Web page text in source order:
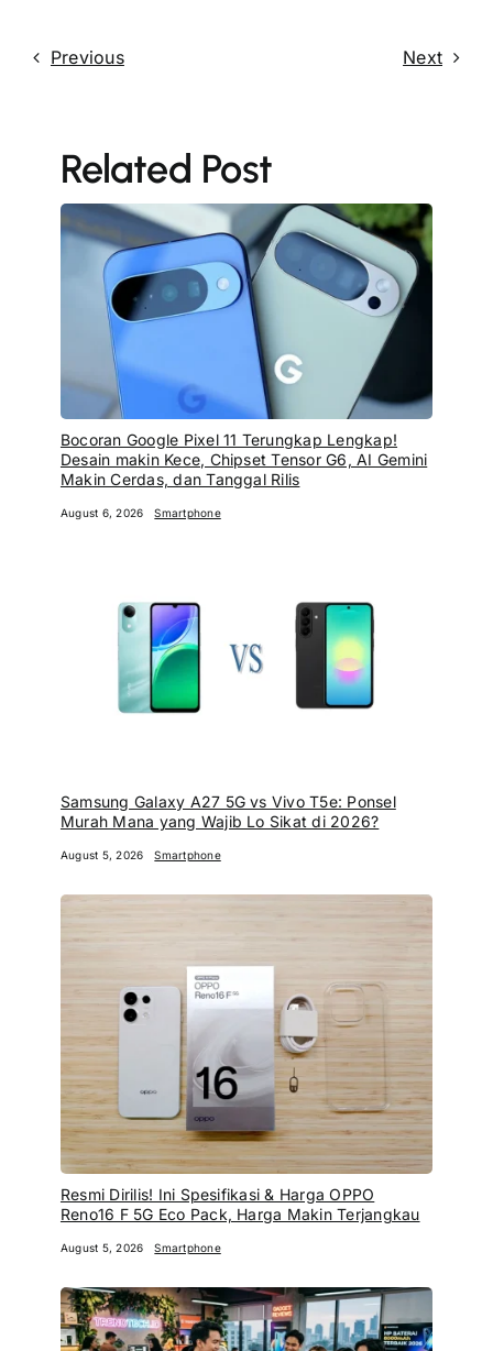
Previous Next
Related Post
Bocoran Google Pixel 11 Terungkap Lengkap!
Desain makin Kece, Chipset Tensor G6, AI Gemini
Makin Cerdas, dan Tanggal Rilis
August 6, 2026 Smartphone
Samsung Galaxy A27 5G vs Vivo T5e: Ponsel
Murah Mana yang Wajib Lo Sikat di 2026?
August 5, 2026 Smartphone
Resmi Dirilis! Ini Spesifikasi & Harga OPPO
Reno16 F 5G Eco Pack, Harga Makin Terjangkau
August 5, 2026 Smartphone